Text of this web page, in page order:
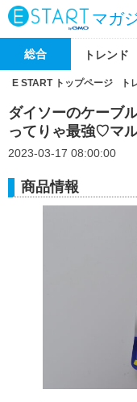
マガ
総合 トレンド
E START トップページ ト
ダイソーのケーブ
ってりゃ最強♡マ
2023-03-17 08:00:00
商品情報